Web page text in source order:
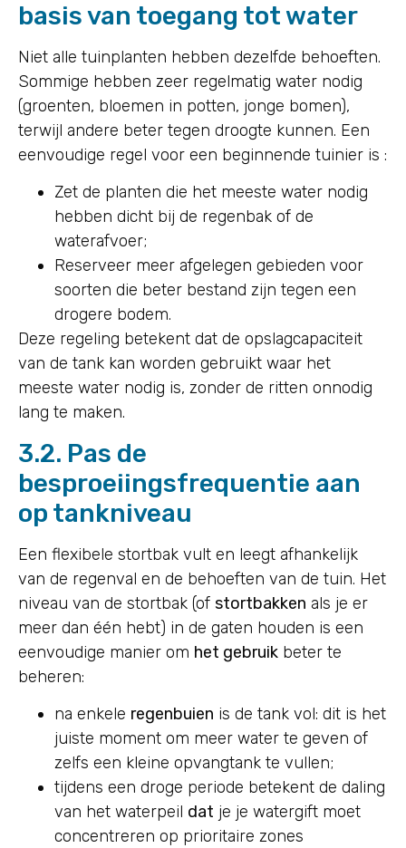
basis van toegang tot water
Niet alle tuinplanten hebben dezelfde behoeften.
Sommige hebben zeer regelmatig water nodig
(groenten, bloemen in potten, jonge bomen),
terwijl andere beter tegen droogte kunnen. Een
eenvoudige regel voor een beginnende tuinier is :
Zet de planten die het meeste water nodig
hebben dicht bij de regenbak of de
waterafvoer;
Reserveer meer afgelegen gebieden voor
soorten die beter bestand zijn tegen een
drogere bodem.
Deze regeling betekent dat de opslagcapaciteit
van de tank kan worden gebruikt waar het
meeste water nodig is, zonder de ritten onnodig
lang te maken.
3.2. Pas de
besproeiingsfrequentie aan
op tankniveau
Een flexibele stortbak vult en leegt afhankelijk
van de regenval en de behoeften van de tuin. Het
niveau van de stortbak (of stortbakken als je er
meer dan één hebt) in de gaten houden is een
eenvoudige manier om het gebruik beter te
beheren:
na enkele regenbuien is de tank vol: dit is het
juiste moment om meer water te geven of
zelfs een kleine opvangtank te vullen;
tijdens een droge periode betekent de daling
van het waterpeil dat je je watergift moet
concentreren op prioritaire zones